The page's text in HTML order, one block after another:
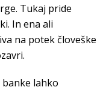
Tukaj pride
In ena ali
na potek človeške
lahko